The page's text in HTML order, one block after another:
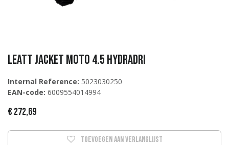
Leatt Jacket Moto 4.5 HydraDri
Internal Reference: 5023030250
EAN-code: 6009554014994
€ 272,69
Toevoegen aan verlanglijst